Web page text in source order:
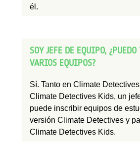
él.
SOY JEFE DE EQUIPO, ¿PUEDO
VARIOS EQUIPOS?
Sí. Tanto en Climate
Climate Detectives Kids, un
puede inscribir equipos de
versión Climate Detectives y
Climate Detectives Kids.